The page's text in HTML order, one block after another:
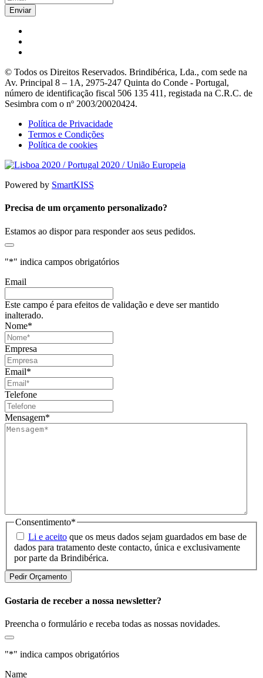
© Todos os Direitos Reservados. Brindibérica, Lda., com sede na
Av. Principal 8 – 1A, 2975-247 Quinta do Conde - Portugal,
número de identificação fiscal 506 135 411, registada na C.R.C. de
Sesimbra com o nº 2003/20020424.
Política de Privacidade
Termos e Condições
Política de cookies
Powered by SmartKISS
Precisa de um orçamento personalizado?
Estamos ao dispor para responder aos seus pedidos.
"*" indica campos obrigatórios
Email
Este campo é para efeitos de validação e deve ser mantido
inalterado.
Nome*
Empresa
Email*
Telefone
Mensagem*
Consentimento*
Li e aceito que os meus dados sejam guardados em base de
dados para tratamento deste contacto, única e exclusivamente
por parte da Brindibérica.
Gostaria de receber a nossa newsletter?
Preencha o formulário e receba todas as nossas novidades.
"*" indica campos obrigatórios
Name